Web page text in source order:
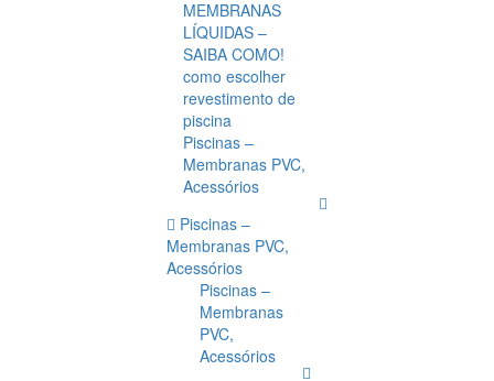
MEMBRANAS
LÍQUIDAS –
SAIBA COMO!
como escolher
revestimento de
piscina
Piscinas –
Membranas PVC,
Acessórios
Piscinas –
Membranas PVC,
Acessórios
Piscinas –
Membranas
PVC,
Acessórios